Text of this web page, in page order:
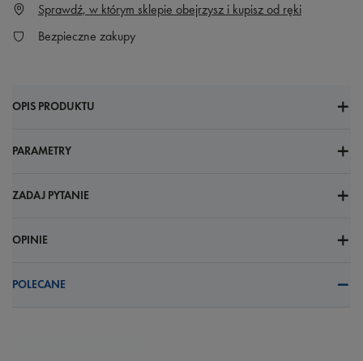
Sprawdź, w którym sklepie obejrzysz i kupisz od ręki
Bezpieczne zakupy
OPIS PRODUKTU
PARAMETRY
ZADAJ PYTANIE
OPINIE
POLECANE